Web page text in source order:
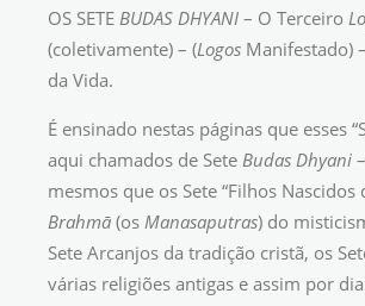
OS SETE BUDAS DHYANI – O Terceiro
(coletivamente) – (Logos Manifestado)
da Vida.
É ensinado nestas páginas que esses
aqui chamados de Sete Budas Dhyani
mesmos que os Sete “Filhos
Brahmā (os Manasaputras) do
Sete Arcanjos da tradição cristã, os
várias religiões antigas e assim por